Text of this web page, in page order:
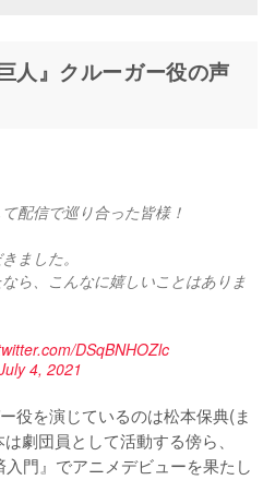
人』クルーガー役の声
配信で巡り合った皆様！
ました。
ら、こんなに嬉しいことはありま
DSqBNHOZlc
4, 2021
役を演じているのは松本保典(ま
劇団員として活動する傍ら、
門』でアニメデビューを果たし